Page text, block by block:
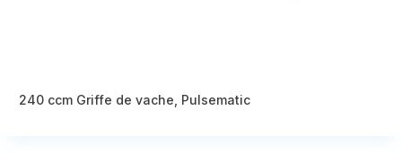
240 ccm Griffe de vache, Pulsematic